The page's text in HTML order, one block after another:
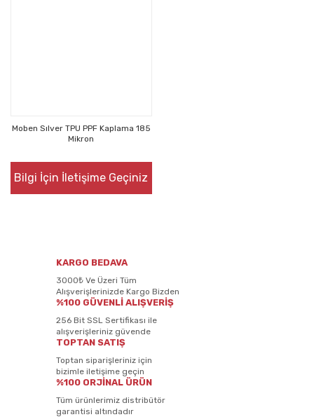
Moben Sılver TPU PPF Kaplama 185
Mikron
Bilgi İçin İletişime Geçiniz
KARGO BEDAVA
3000₺ Ve Üzeri Tüm
Alışverişlerinizde Kargo Bizden
%100 GÜVENLİ ALIŞVERİŞ
256 Bit SSL Sertifikası ile
alışverişleriniz güvende
TOPTAN SATIŞ
Toptan siparişleriniz için
bizimle iletişime geçin
%100 ORJİNAL ÜRÜN
Tüm ürünlerimiz distribütör
garantisi altındadır